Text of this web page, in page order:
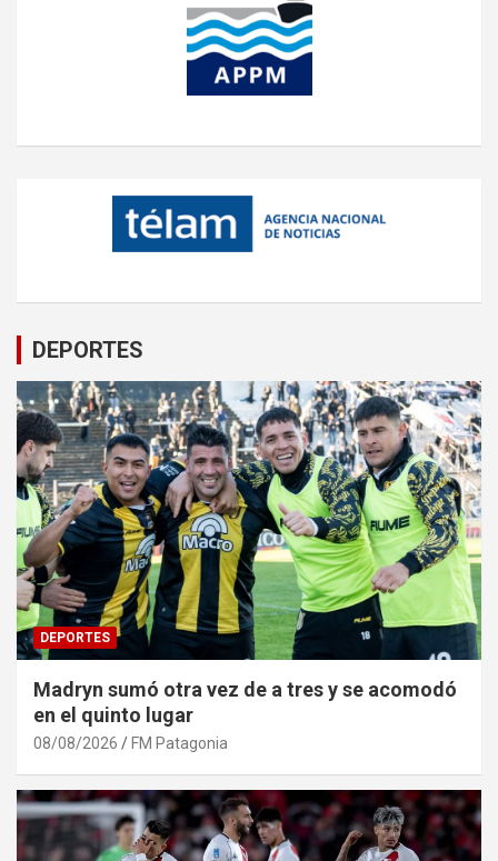
DEPORTES
DEPORTES
Madryn sumó otra vez de a tres y se acomodó
en el quinto lugar
08/08/2026 FM Patagonia